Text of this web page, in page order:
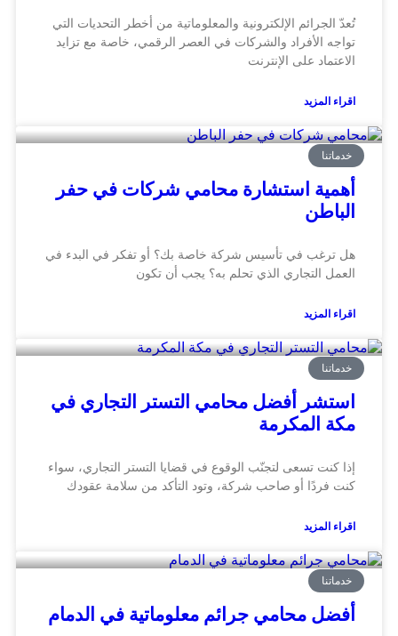
تُعدّ الجرائم الإلكترونية والمعلوماتية من أخطر التحديات التي
تواجه الأفراد والشركات في العصر الرقمي، خاصة مع تزايد
الاعتماد على الإنترنت
اقراء المزيد
خدماتنا
أهمية استشارة محامي شركات في حفر
الباطن
هل ترغب في تأسيس شركة خاصة بك؟ أو تفكر في البدء في
العمل التجاري الذي تحلم به؟ يجب أن تكون
اقراء المزيد
خدماتنا
استشر أفضل محامي التستر التجاري في
مكة المكرمة
إذا كنت تسعى لتجنّب الوقوع في قضايا التستر التجاري، سواء
كنت فردًا أو صاحب شركة، وتود التأكد من سلامة عقودك
اقراء المزيد
خدماتنا
أفضل محامي جرائم معلوماتية في الدمام